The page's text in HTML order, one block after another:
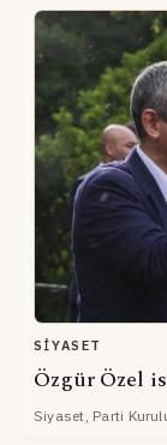
SIYASET
Özgür Özel
Siyaset, Parti